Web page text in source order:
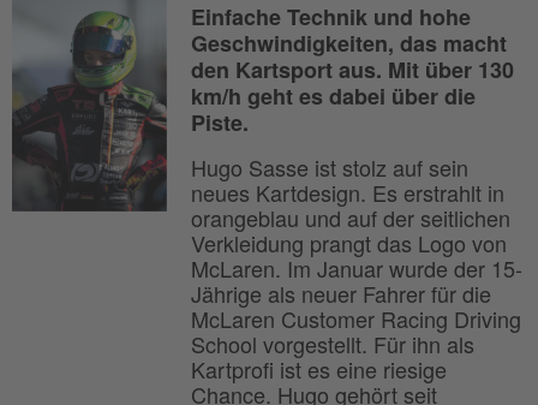
Einfache Technik und hohe
Geschwindigkeiten, das macht
den Kartsport aus. Mit über 130
km/h geht es dabei über die
Piste.
Hugo Sasse ist stolz auf sein
neues Kartdesign. Es erstrahlt in
orangeblau und auf der seitlichen
Verkleidung prangt das Logo von
McLaren. Im Januar wurde der 15-
Jährige als neuer Fahrer für die
McLaren Customer Racing Driving
School vorgestellt. Für ihn als
Kartprofi ist es eine riesige
Chance. Hugo gehört seit